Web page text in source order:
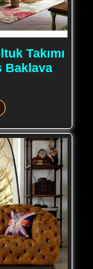
Takımı
Baklava